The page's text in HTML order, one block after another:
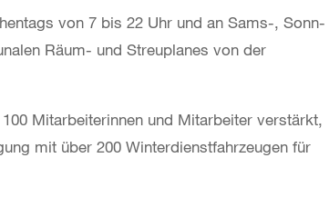
von 7 bis 22 Uhr und an Sams-, Sonn-
Räum- und Streuplanes von der
Mitarbeiterinnen und Mitarbeiter verstärkt,
mit über 200 Winterdienstfahrzeugen für